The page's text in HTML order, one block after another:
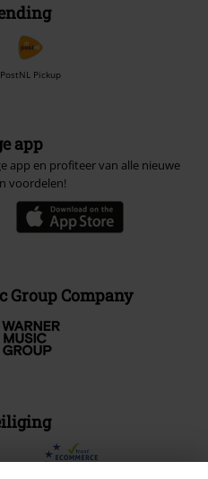
PostNL Pickup
app
app en profiteer van alle nieuwe
voordelen!
Group Company